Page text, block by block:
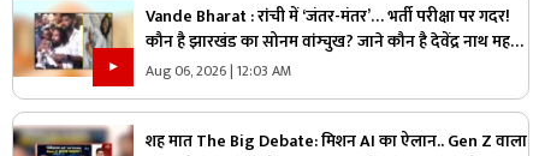
Vande Bharat : रांची में ‘जंतर-मंतर’… भर्ती परीक्षा पर गदर!
कौन है झारखंड का सोनम वांग्चुख? जाने कौन है देवेंद्र नाथ महतो
?
Aug 06, 2026 | 12:03 AM
शह मात The Big Debate: मिशन AI का ऐलान.. Gen Z वाला